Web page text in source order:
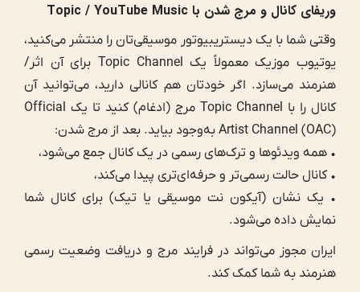
وریفای کانال و مرج شدن با Topic / YouTube Music
وقتی شما با یک دیستریبیوتور موسیقی‌تان را منتشر می‌کنید،
یوتیوب موزیک معمولاً یک Topic Channel برای آن اثر/
هنرمند می‌سازد. اگر خودتان هم کانالی دارید، می‌توانید آن
کانال را با Topic Channel مرج (ادغام) کنید تا یک Official
Artist Channel (OAC) به‌وجود بیاید. بعد از مرج شدن:
• همه ویدئوها و ترک‌های رسمی در یک کانال جمع می‌شود،
• کانال حالت رسمی‌تر و حرفه‌ای‌تری پیدا می‌کند،
• یک نشان (آیکون نت موسیقی یا تیک) برای کانال شما
نمایش داده می‌شود.
ایران مجوز می‌تواند در فرایند مرج و دریافت وضعیت رسمی
هنرمند به شما کمک کند.